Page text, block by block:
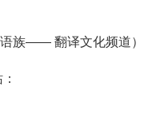
族—— 翻译文化频道）